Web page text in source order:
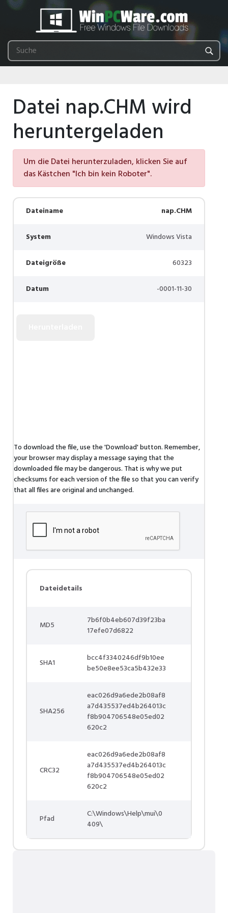
Datei nap.CHM wird
heruntergeladen
Um die Datei herunterzuladen, klicken Sie auf
das Kästchen "Ich bin kein Roboter".
Dateiname nap.CHM
System Windows Vista
Dateigröße 60323
Datum -0001-11-30
To download the file, use the 'Download' button. Remember,
your browser may display a message saying that the
downloaded file may be dangerous. That is why we put
checksums for each version of the file so that you can verify
that all files are original and unchanged.
Dateidetails
MD5
7b6f0b4eb607d39f23ba
17efe07d6822
SHA1
bcc4f3340246df9b10ee
be50e8ee53ca5b432e33
SHA256
eac026d9a6ede2b08af8
a7d435537ed4b264013c
f8b904706548e05ed02
620c2
CRC32
eac026d9a6ede2b08af8
a7d435537ed4b264013c
f8b904706548e05ed02
620c2
Pfad
C:\Windows\Help\mui\0
409\